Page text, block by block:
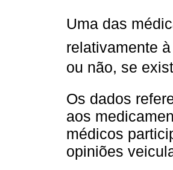
Uma das
relativamente
ou não, se
Os dados
aos
médicos
opiniões